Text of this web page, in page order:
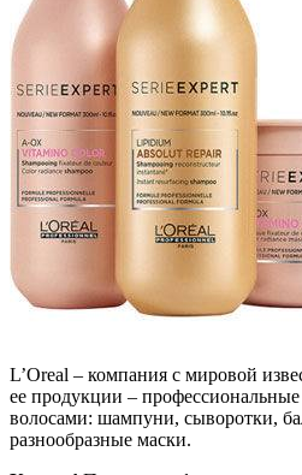
L’Oreal – компания с мировой
ее продукции – профессиональные
волосами: шампуни, сыворотки,
разнообразные маски.